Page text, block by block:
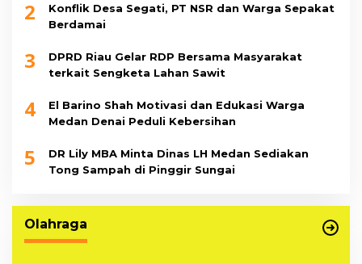
2
Konflik Desa Segati, PT NSR dan Warga Sepakat
Berdamai
3
DPRD Riau Gelar RDP Bersama Masyarakat
terkait Sengketa Lahan Sawit
4
El Barino Shah Motivasi dan Edukasi Warga
Medan Denai Peduli Kebersihan
5
DR Lily MBA Minta Dinas LH Medan Sediakan
Tong Sampah di Pinggir Sungai
Olahraga